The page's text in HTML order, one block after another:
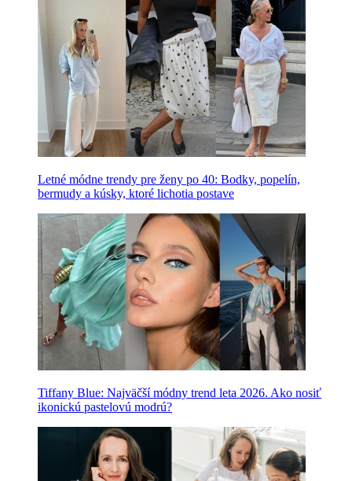
Letné módne trendy pre ženy po 40: Bodky, popelín,
bermudy a kúsky, ktoré lichotia postave
Tiffany Blue: Najväčší módny trend leta 2026. Ako nosiť
ikonickú pastelovú modrú?